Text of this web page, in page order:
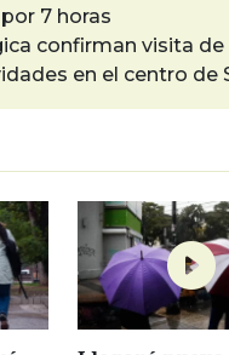
7 horas
confirman visita
en el centro de